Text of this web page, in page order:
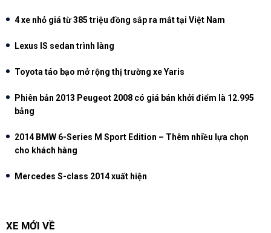
4 xe nhỏ giá từ 385 triệu đồng sắp ra mắt tại Việt Nam
Lexus IS sedan trình làng
Toyota táo bạo mở rộng thị trường xe Yaris
Phiên bản 2013 Peugeot 2008 có giá bán khởi điểm là 12.995
bảng
2014 BMW 6-Series M Sport Edition – Thêm nhiều lựa chọn
cho khách hàng
Mercedes S-class 2014 xuất hiện
XE MỚI VỀ